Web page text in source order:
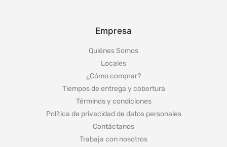
Empresa
Quiénes Somos
Locales
¿Cómo comprar?
Tiempos de entrega y cobertura
Términos y condiciones
Política de privacidad de datos personales
Contáctanos
Trabaja con nosotros